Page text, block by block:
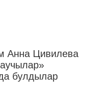
Анна Цивилева
булдылар